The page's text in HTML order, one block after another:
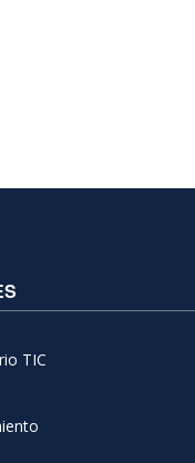
TIC